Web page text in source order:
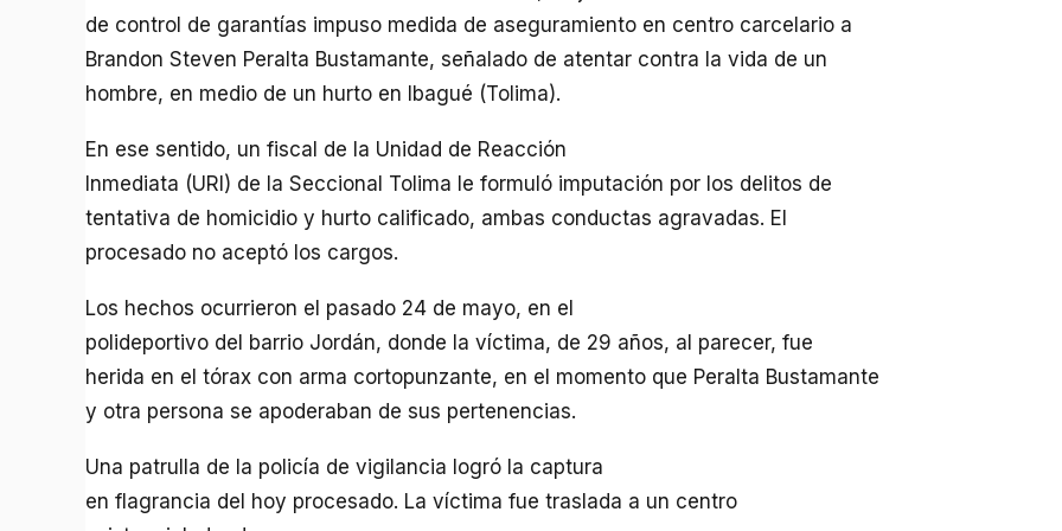
de control de garantías impuso medida de aseguramiento en centro carcelario a
Brandon Steven Peralta Bustamante, señalado de atentar contra la vida de un
hombre, en medio de un hurto en Ibagué (Tolima).
En ese sentido, un fiscal de la Unidad de Reacción
Inmediata (URI) de la Seccional Tolima le formuló imputación por los delitos de
tentativa de homicidio y hurto calificado, ambas conductas agravadas. El
procesado no aceptó los cargos.
Los hechos ocurrieron el pasado 24 de mayo, en el
polideportivo del barrio Jordán, donde la víctima, de 29 años, al parecer, fue
herida en el tórax con arma cortopunzante, en el momento que Peralta Bustamante
y otra persona se apoderaban de sus pertenencias.
Una patrulla de la policía de vigilancia logró la captura
en flagrancia del hoy procesado. La víctima fue traslada a un centro